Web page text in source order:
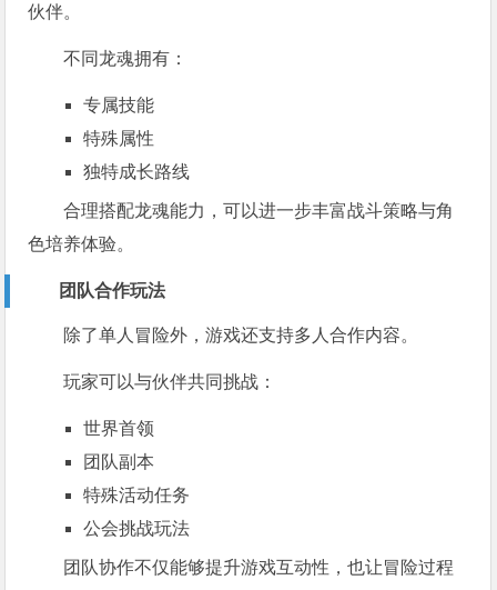
伙伴。
不同龙魂拥有：
专属技能
特殊属性
独特成长路线
合理搭配龙魂能力，可以进一步丰富战斗策略与角
色培养体验。
团队合作玩法
除了单人冒险外，游戏还支持多人合作内容。
玩家可以与伙伴共同挑战：
世界首领
团队副本
特殊活动任务
公会挑战玩法
团队协作不仅能够提升游戏互动性，也让冒险过程